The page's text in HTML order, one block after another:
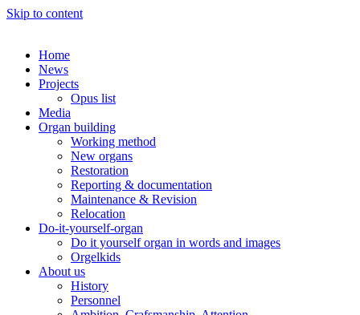
Skip to content
Home
News
Projects
Opus list
Media
Organ building
Working method
New organs
Restoration
Reporting & documentation
Maintenance & Revision
Relocation
Do-it-yourself-organ
Do it yourself organ in words and images
Orgelkids
About us
History
Personnel